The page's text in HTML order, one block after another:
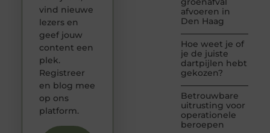
afvoeren in
Den Haag
Hoe weet je of
je de juiste
dartpijlen hebt
gekozen?
Betrouwbare
uitrusting voor
operationele
beroepen
vind nieuwe
lezers en
geef jouw
content een
plek.
Registreer
en blog mee
op ons
platform.